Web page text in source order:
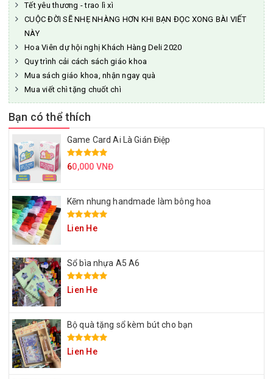
Tết yêu thương - trao lì xì
CUỘC ĐỜI SẼ NHẸ NHÀNG HƠN KHI BẠN ĐỌC XONG BÀI VIẾT
NÀY
Hoa Viên dự hội nghị Khách Hàng Deli 2020
Quy trình cải cách sách giáo khoa
Mua sách giáo khoa, nhận ngay quà
Mua viết chì tặng chuốt chì
Bạn có thể thích
Game Card Ai Là Gián Điệp
60,000 VNĐ
Kẽm nhung handmade làm bông hoa
Lien He
Sổ bìa nhựa A5 A6
Lien He
Bộ quà tặng sổ kèm bút cho bạn
Lien He